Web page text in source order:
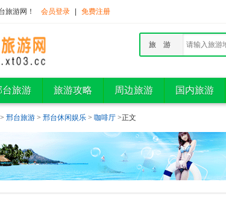
旅游网！ 会员登录 免费注册
旅 游
台旅游 旅游攻略 周边旅游 国内旅游
> 邢台旅游 > 邢台休闲娱乐 > 咖啡厅 >正文